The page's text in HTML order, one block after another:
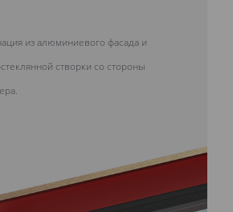
из алюминиевого фасада и
створки со стороны